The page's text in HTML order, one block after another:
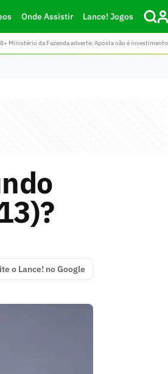
Onde Assistir Lance! Jogos
Ministério da Fazenda adverte: Aposta não é investimento
o Lance! no Google